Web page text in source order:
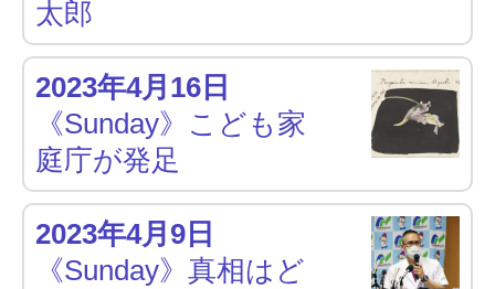
太郎
2023年4月16日
《Sunday》こども家
庭庁が発足
2023年4月9日
《Sunday》真相はど